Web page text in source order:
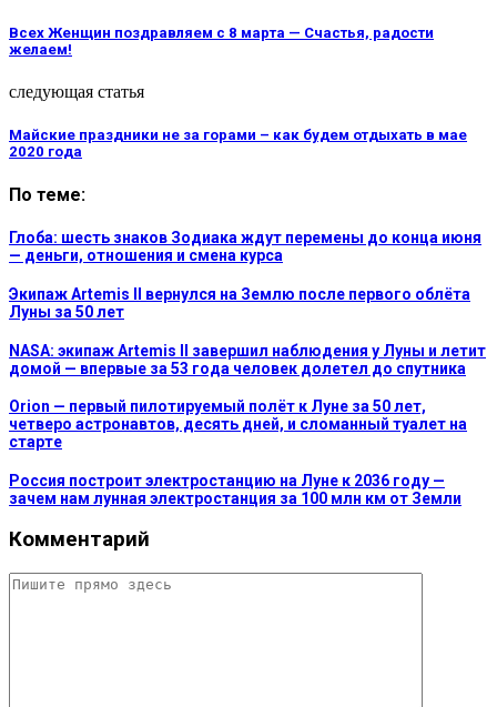
Всех Женщин поздравляем с 8 марта — Счастья, радости
желаем!
следующая статья
Майские праздники не за горами – как будем отдыхать в мае
2020 года
По теме:
Глоба: шесть знаков Зодиака ждут перемены до конца июня
— деньги, отношения и смена курса
Экипаж Artemis II вернулся на Землю после первого облёта
Луны за 50 лет
NASA: экипаж Artemis II завершил наблюдения у Луны и летит
домой — впервые за 53 года человек долетел до спутника
Orion — первый пилотируемый полёт к Луне за 50 лет,
четверо астронавтов, десять дней, и сломанный туалет на
старте
Россия построит электростанцию на Луне к 2036 году —
зачем нам лунная электростанция за 100 млн км от Земли
Комментарий